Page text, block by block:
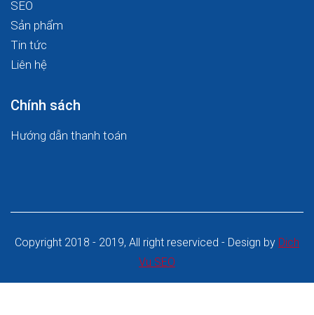
SEO
Sản phẩm
Tin tức
Liên hệ
Chính sách
Hướng dẫn thanh toán
Copyright 2018 - 2019, All right reserviced - Design by Dich
Vu SEO